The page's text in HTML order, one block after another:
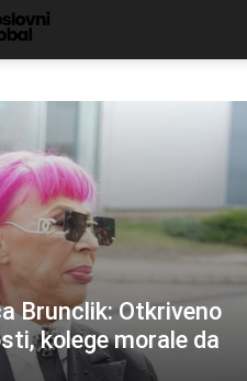
Brunclik: Otkriveno
kolege morale da